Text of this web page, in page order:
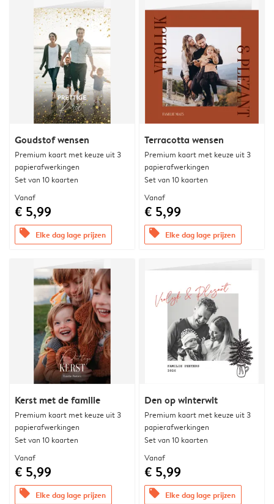
Goudstof wensen
Premium kaart met keuze uit 3
papierafwerkingen
Set van 10 kaarten
Vanaf
€ 5,99
offers Elke dag lage prijzen
Terracotta wensen
Premium kaart met keuze uit 3
papierafwerkingen
Set van 10 kaarten
Vanaf
€ 5,99
offers Elke dag lage prijzen
Kerst met de familie
Premium kaart met keuze uit 3
papierafwerkingen
Set van 10 kaarten
Vanaf
€ 5,99
offers Elke dag lage prijzen
Den op winterwit
Premium kaart met keuze uit 3
papierafwerkingen
Set van 10 kaarten
Vanaf
€ 5,99
offers Elke dag lage prijzen